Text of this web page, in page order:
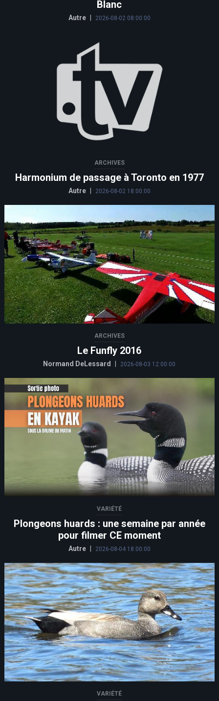
Blanc
Autre 2026-08-02 08:00:00
ARCHIVES
Harmonium de passage à Toronto en 1977
Autre 2026-08-02 18:00:00
ARCHIVES
Le Funfly 2016
Normand DeLessard 2026-08-03 12:00:00
VARIÉTÉ
Plongeons huards : une semaine par année
pour filmer CE moment
Autre 2026-08-04 18:00:00
VARIÉTÉ